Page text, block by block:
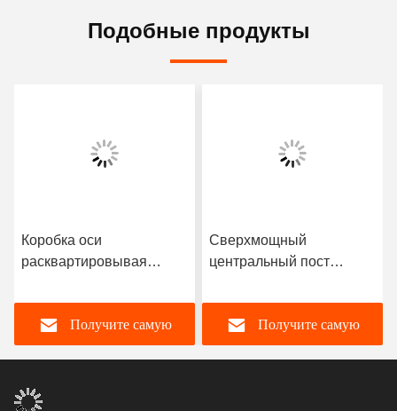
Подобные продукты
Коробка оси
расквартировывая
9231320259 цены по
прейскуранту завода-
изготовителя частей
грузовика запасных
Получите самую
Сверхмощный
центральный пост
WG9716580023 тележки
Sinotruk Howo частей
тележки для продажи
Получите самую